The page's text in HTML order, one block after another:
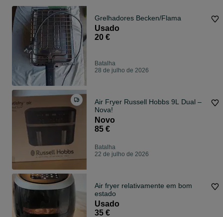
Grelhadores Becken/Flama
Usado
20 €
Batalha
28 de julho de 2026
Air Fryer Russell Hobbs 9L Dual –
Nova!
Novo
85 €
Batalha
22 de julho de 2026
Air fryer relativamente em bom
estado
Usado
35 €